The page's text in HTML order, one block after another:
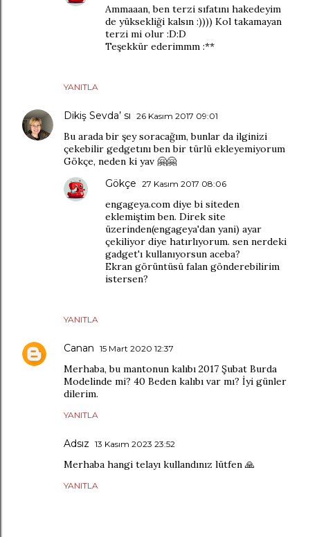
YANITLA
Ammaaan, ben terzi sıfatını hakedeyim
de yüksekliği kalsın :)))) Kol takamayan
terzi mi olur :D:D
Teşekkür ederimmm :**
Dikiş Sevda’ sı 26 Kasım 2017 09:01
Bu arada bir şey soracağım, bunlar da ilginizi
çekebilir gedgetını ben bir türlü ekleyemiyorum
Gökçe, neden ki yav 🤗🤗
YANITLA
Gökçe 27 Kasım 2017 08:06
engageya.com diye bi siteden
eklemiştim ben. Direk site
üzerinden(engageya'dan yani) ayar
çekiliyor diye hatırlıyorum. sen nerdeki
gadget'ı kullanıyorsun aceba?
Ekran görüntüsü falan gönderebilirim
istersen?
Canan 15 Mart 2020 12:37
Merhaba, bu mantonun kalıbı 2017 Şubat Burda
Modelinde mi? 40 Beden kalıbı var mı? İyi günler
dilerim.
YANITLA
Adsız 13 Kasım 2023 23:52
Merhaba hangi telayı kullandınız lütfen 🙏
YANITLA